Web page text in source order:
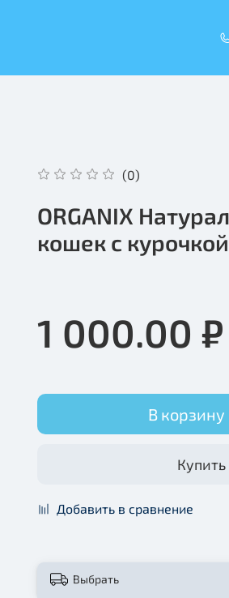
(0)
ORGANIX
кошек с
1 000.00 ₽
В корзину
Купить
Добавить в сравнение
Выбрать